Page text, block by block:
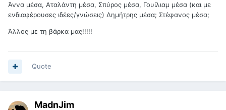
Άννα μέσα, Αταλάντη μέσα, Σπύρος μέσα, Γουίλιαμ μέσα (και με
ενδιαφέρουσες ιδέες/γνώσεις) Δημήτρης μέσα; Στέφανος μέσα;
Άλλος με τη βάρκα μας!!!!!
Quote
MadnJim